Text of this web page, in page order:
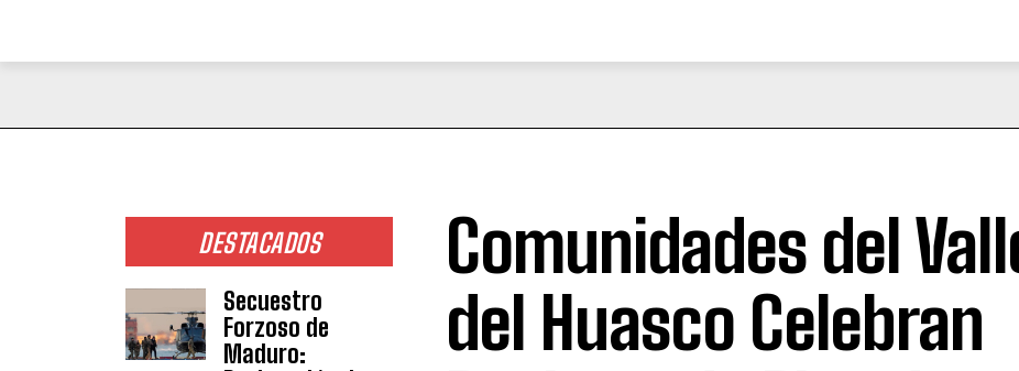
DESTACADOS
Secuestro
Forzoso de
Maduro:
Comunidades del
del Huasco Celebran